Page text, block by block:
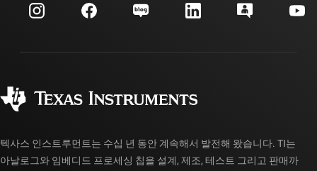
투자 관계
제조
고객 지원 센터
myTI 계정 FAQ
주문 FAQ
텍사스 인스트루먼트는 수십 년 동안 계속해서 발전해 왔습니다. TI는
아날로그와 임베디드 프로세싱 칩을 설계, 제조, 테스트 그리고 판매까